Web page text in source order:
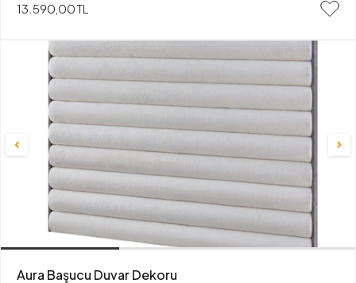
13.590,00 TL
Aura Başucu Duvar Dekoru